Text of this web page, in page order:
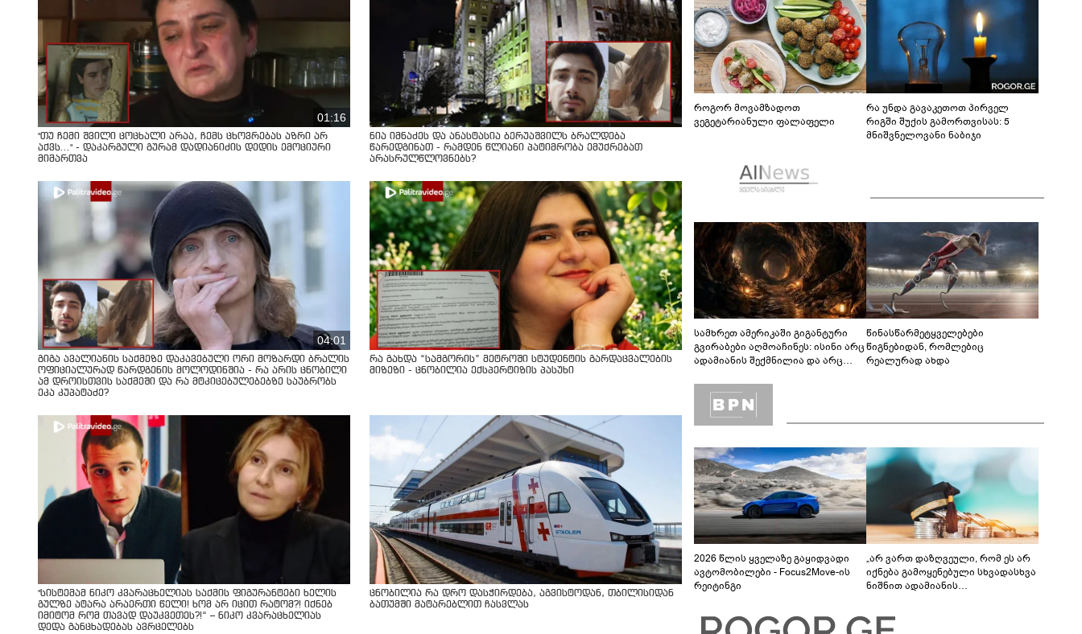
01:16
"თუ ჩემი შვილი ცოცხალი არაა, ჩემს ცხოვრებას აზრი არ
აქვს..." - დაკარგული გურამ დადიანიძის დედის ემოციური
მიმართვა
ნია იმნაძეს და ანასტასია ბერუაშვილს ბრალდება
წარედგინათ - რამდენ წლიანი პატიმრობა ემუქრებათ
არასრულწლოვნებს?
04:01
გიგა ავალიანის საქმეზე დაკავებული ორი მოზარდი ბრალის
ოფიციალურად წარდგენის მოლოდინშია - რა არის ცნობილი
ამ დროისთვის საქმეში და რა მტკიცებულებებზე საუბრობს
ეკა კუპატაძე?
რა გახდა “სამგორის” მეტროში სტუდენტის გარდაცვალების
მიზეზი - ცნობილია ექსპერტიზის პასუხი
"სისტემამ ნიკო კვარაცხელიას საქმის ფიგურანტები ხელის
გულზე ატარა არაერთი წელი! ხომ არ იცით რატომ?! იქნებ
იმიტომ რომ თავად დაუკვეთეს?!“ – ნიკო კვარაცხელიას
დედა განცხადებას ავრცელებს
ცნობილია რა დრო დასჭირდება, აგვისტოდან, თბილისიდან
ბათუმში მატარებლით ჩასვლას
როგორ მოვამზადოთ
ვეგეტარიანული ფალაფელი
რა უნდა გავაკეთოთ პირველ
რიგში შუქის გამორთვისას: 5
მნიშვნელოვანი ნაბიჯი
სამხრეთ ამერიკაში გიგანტური
გვირაბები აღმოაჩინეს: ისინი არც
ადამიანის შექმნილია და არც
ლაბირინთები?
წინასწარმეტყველებები
წიგნებიდან, რომლებიც
რეალურად ახდა
2026 წლის ყველაზე გაყიდვადი
ავტომობილები - Focus2Move-ის
რეიტინგი
„არ ვართ დაზღვეული, რომ ეს არ
იქნება გამოყენებული სხვადასხვა
ნიშნით ადამიანის
უფსკრულისკენ მიდის“